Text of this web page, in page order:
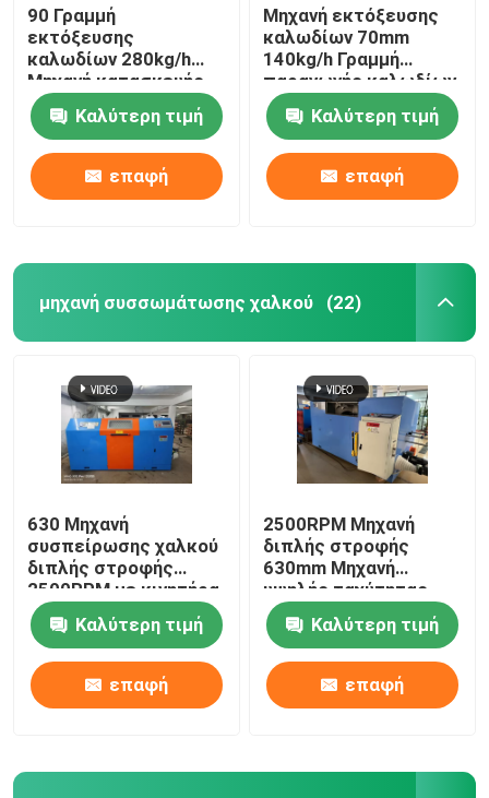
90 Γραμμή
εκτόξευσης
καλωδίων 280kg/h
Μηχανή κατασκευής
καλωδίων PVC με
κινητήρα Siemens
Καλύτερη τιμή
επαφή
Μηχανή εκτόξευσης
καλωδίων 70mm
140kg/h Γραμμή
παραγωγής καλωδίων
διαδικτύου
Καλύτερη τιμή
επαφή
μηχανή συσσωμάτωσης χαλκού (22)
630 Μηχανή
συσπείρωσης χαλκού
διπλής στροφής
2500RPM με κινητήρα
Siemens
Καλύτερη τιμή
επαφή
2500RPM Μηχανή
διπλής στροφής
630mm Μηχανή
υψηλής ταχύτητας
Καλύτερη τιμή
επαφή